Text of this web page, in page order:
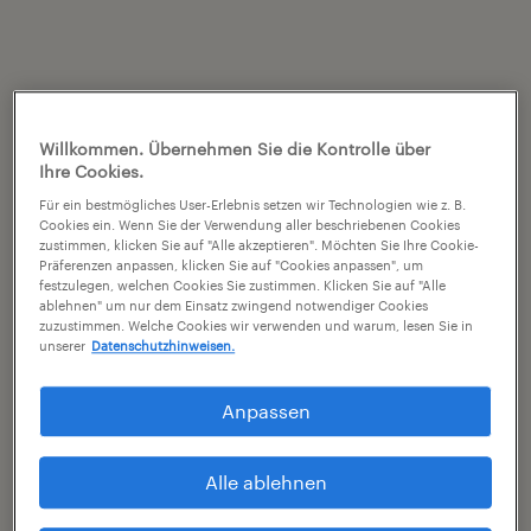
Willkommen. Übernehmen Sie die Kontrolle über
Ihre Cookies.
Für ein bestmögliches User-Erlebnis setzen wir Technologien wie z. B.
Cookies ein. Wenn Sie der Verwendung aller beschriebenen Cookies
zustimmen, klicken Sie auf "Alle akzeptieren". Möchten Sie Ihre Cookie-
Präferenzen anpassen, klicken Sie auf "Cookies anpassen", um
festzulegen, welchen Cookies Sie zustimmen. Klicken Sie auf "Alle
ablehnen" um nur dem Einsatz zwingend notwendiger Cookies
zuzustimmen. Welche Cookies wir verwenden und warum, lesen Sie in
unserer Datenschutzhinweisen.
Anpassen
Alle ablehnen